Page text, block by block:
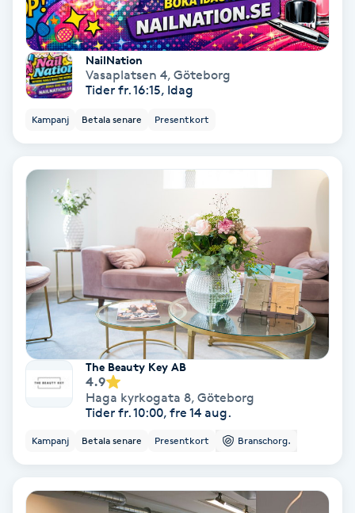
Diamantslipning
Enzympeeling
Extensions
Eyeliner-tatuering
Face framing
Faceliftmassage
Fet hårbotten
Fettreducering
Fibromassage
Fillers
NailNation
Vasaplatsen 4, Göteborg
Tider fr. 16:15, Idag
Kampanj Betala senare Presentkort
The Beauty Key AB
4.9
Haga kyrkogata 8, Göteborg
Tider fr. 10:00, fre 14 aug.
Kampanj Betala senare Presentkort Branschorg.